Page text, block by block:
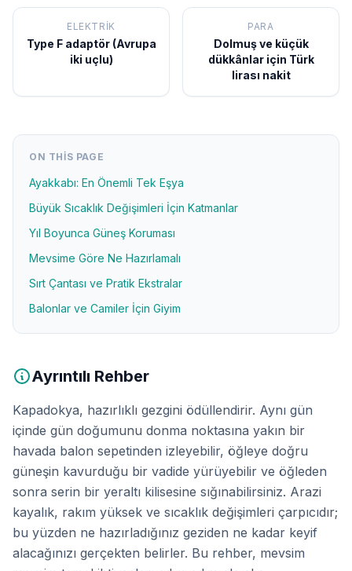
ELEKTRIK
Type F adaptör (Avrupa
iki uçlu)
PARA
Dolmuş ve küçük
dükkânlar için Türk
lirası nakit
ON THIS PAGE
Ayakkabı: En Önemli Tek Eşya
Büyük Sıcaklık Değişimleri İçin Katmanlar
Yıl Boyunca Güneş Koruması
Mevsime Göre Ne Hazırlamalı
Sırt Çantası ve Pratik Ekstralar
Balonlar ve Camiler İçin Giyim
Ayrıntılı Rehber
Kapadokya, hazırlıklı gezgini ödüllendirir. Aynı gün
içinde gün doğumunu donma noktasına yakın bir
havada balon sepetinden izleyebilir, öğleye doğru
güneşin kavurduğu bir vadide yürüyebilir ve öğleden
sonra serin bir yeraltı kilisesine sığınabilirsiniz. Arazi
kayalık, rakım yüksek ve sıcaklık değişimleri çarpıcıdır;
bu yüzden ne hazırladığınız geziden ne kadar keyif
alacağınızı gerçekten belirler. Bu rehber, mevsim